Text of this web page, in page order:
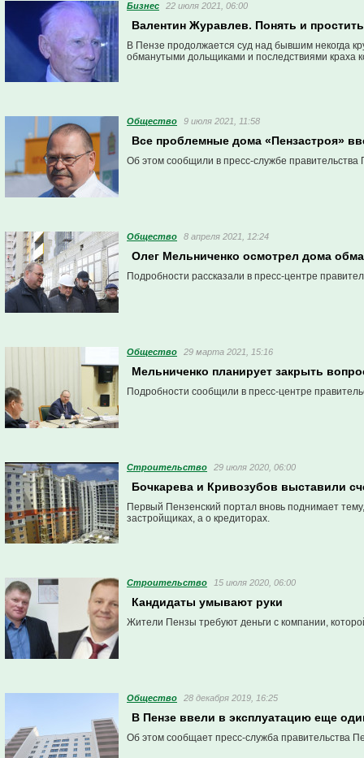
Бизнес 22 июля 2021, 06:00
Валентин Журавлев. Понять и
В Пензе продолжается суд над бывшим некогда
обманутыми дольщиками и последствиями краха
Общество 9 июля 2021, 11:58
Все проблемные дома «Пензастроя»
Об этом сообщили в пресс-службе правительства
Общество 8 апреля 2021, 12:24
Олег Мельниченко осмотрел дома
Подробности рассказали в пресс-центре
Общество 29 марта 2021, 15:16
Мельниченко планирует закрыть
Подробности сообщили в пресс-центре
Строительство 29 июля 2020, 06:00
Бочкарева и Кривозубов выставили
Первый Пензенский портал вновь поднимает
застройщиках, а о кредиторах.
Строительство 15 июля 2020, 06:00
Кандидаты умывают руки
Жители Пензы требуют деньги с компании,
Общество 28 декабря 2019, 16:25
В Пензе ввели в эксплуатацию еще
Об этом сообщает пресс-служба правительства